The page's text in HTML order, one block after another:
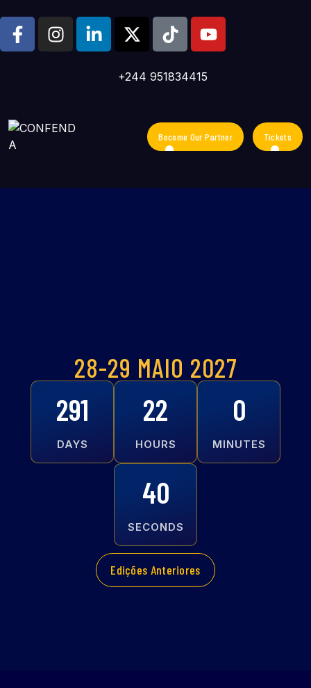
+244 951834415
Become Our Partner Tickets
28-29 MAIO 2027
291
DAYS
22
HOURS
0
MINUTES
38
SECONDS
Edições Anteriores